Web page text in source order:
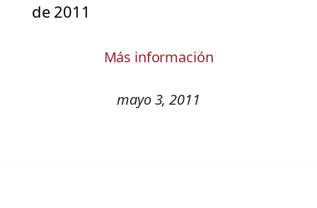
de 2011
Más información
mayo 3, 2011